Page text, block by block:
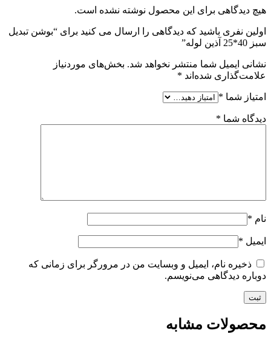
هیچ دیدگاهی برای این محصول نوشته نشده است.
اولین نفری باشید که دیدگاهی را ارسال می کنید برای “بوشن تبدیل
سبز 40*25 آذین لوله”
نشانی ایمیل شما منتشر نخواهد شد. بخش‌های موردنیاز
علامت‌گذاری شده‌اند *
امتیاز شما *
دیدگاه شما *
نام *
ایمیل *
ذخیره نام، ایمیل و وبسایت من در مرورگر برای زمانی که
دوباره دیدگاهی می‌نویسم.
محصولات مشابه